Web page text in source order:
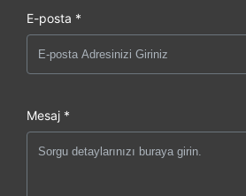
E-posta *
Mesaj *